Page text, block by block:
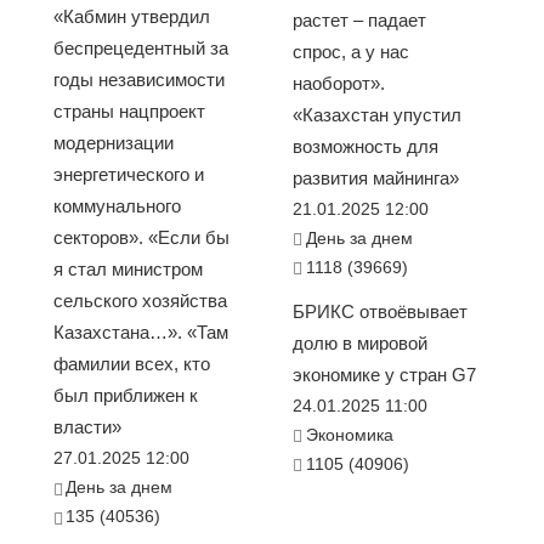
«Кабмин утвердил
беспрецедентный за
годы независимости
страны нацпроект
модернизации
энергетического и
коммунального
секторов». «Если бы
я стал министром
сельского хозяйства
Казахстана…». «Там
фамилии всех, кто
был приближен к
власти»
27.01.2025 12:00
День за днем
135 (40536)
растет – падает
спрос, а у нас
наоборот».
«Казахстан упустил
возможность для
развития майнинга»
21.01.2025 12:00
День за днем
1118 (39669)
БРИКС отвоёвывает
долю в мировой
экономике у стран G7
24.01.2025 11:00
Экономика
1105 (40906)